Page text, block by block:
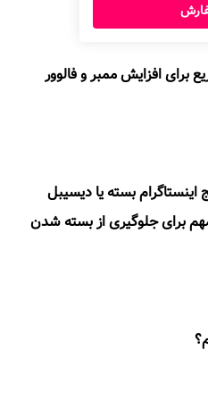
افزایش ممبر و فالوور
اینستاگرام بسته یا دیسیبل
برای جلوگیری از بسته شدن